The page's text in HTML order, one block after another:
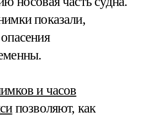
показали,
и часов
позволяют, как